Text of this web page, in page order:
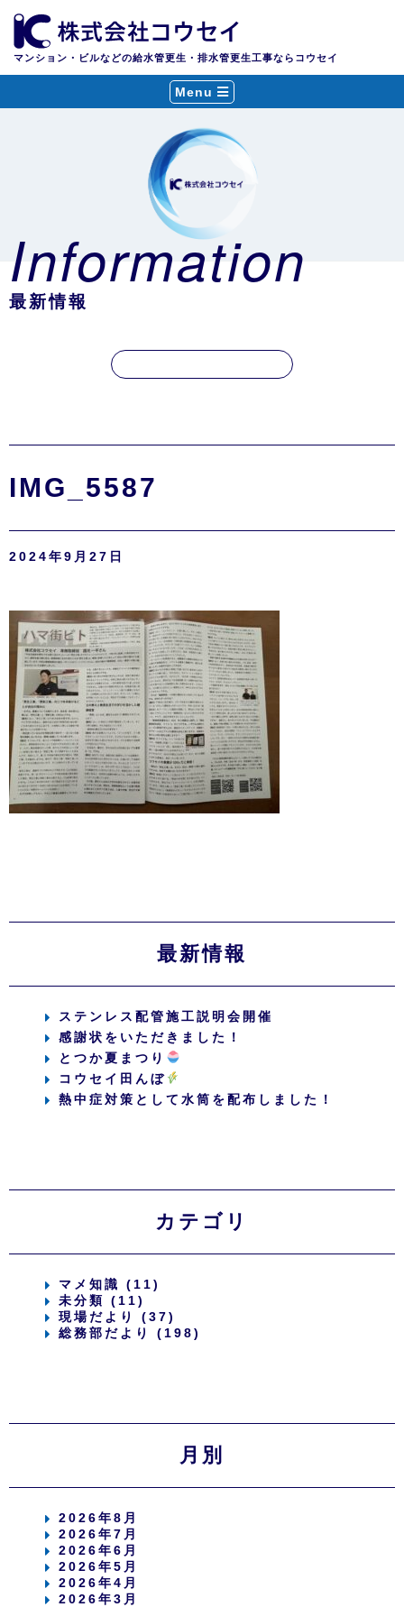
マンション・ビルなどの給水管更生・排水管更生工事ならコウセイ
Menu
Information
最新情報
IMG_5587
2024年9月27日
最新情報
ステンレス配管施工説明会開催
感謝状をいただきました！
とつか夏まつり
コウセイ田んぼ
熱中症対策として水筒を配布しました！
カテゴリ
マメ知識 (11)
未分類 (11)
現場だより (37)
総務部だより (198)
月別
2026年8月
2026年7月
2026年6月
2026年5月
2026年4月
2026年3月